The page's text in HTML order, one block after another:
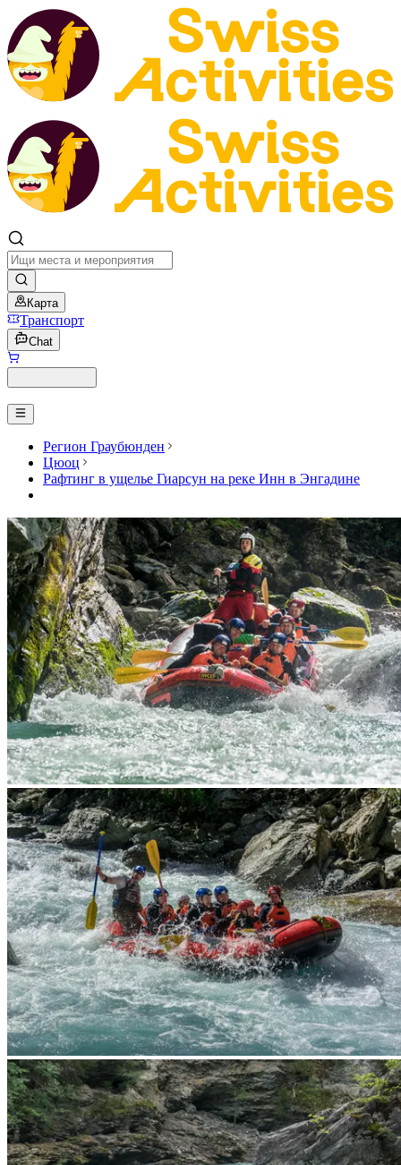
Карта
Транспорт
Chat
Регион Граубюнден
Цюоц
Рафтинг в ущелье Гиарсун на реке Инн в Энгадине